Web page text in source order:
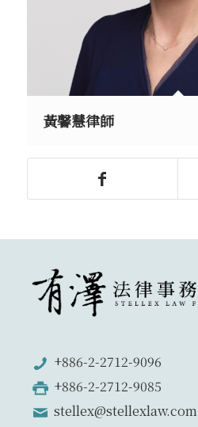
黃馨慧律師
+886-2-2712-9096
+886-2-2712-9085
stellex@stellexlaw.com